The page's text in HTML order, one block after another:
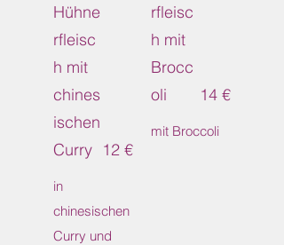
Hühne
rfleisc
h mit
chines
ischen
Curry
in
chinesischen
Curry und
12 €
rfleisc
h mit
Brocc
oli
mit Broccoli
14 €